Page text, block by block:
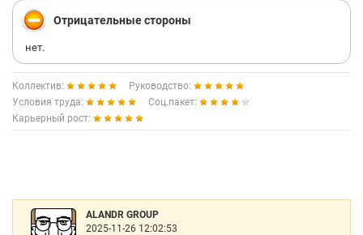
Отрицательные стороны
нет.
Коллектив:
Руководство:
Условия труда:
Соц.пакет:
Карьерный рост:
ALANDR GROUP
2025-11-26 12:02:53